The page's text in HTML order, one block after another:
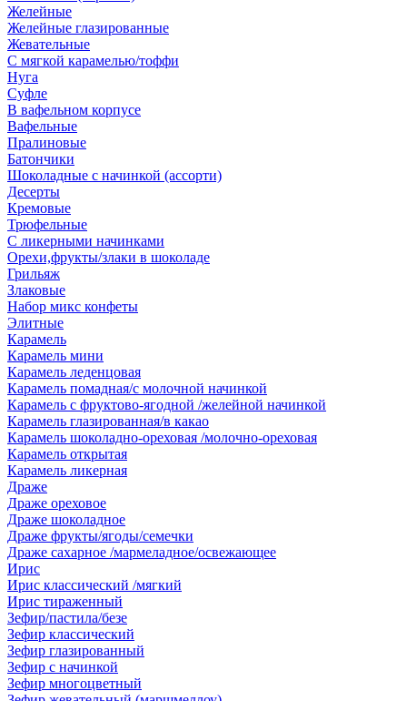
Желейные
Желейные глазированные
Жевательные
С мягкой карамелью/тоффи
Нуга
Суфле
В вафельном корпусе
Вафельные
Пралиновые
Батончики
Шоколадные с начинкой (ассорти)
Десерты
Кремовые
Трюфельные
С ликерными начинками
Орехи,фрукты/злаки в шоколаде
Грильяж
Злаковые
Набор микс конфеты
Элитные
Карамель
Карамель мини
Карамель леденцовая
Карамель помадная/с молочной начинкой
Карамель с фруктово-ягодной /желейной начинкой
Карамель глазированная/в какао
Карамель шоколадно-ореховая /молочно-ореховая
Карамель открытая
Карамель ликерная
Драже
Драже ореховое
Драже шоколадное
Драже фрукты/ягоды/семечки
Драже сахарное /мармеладное/освежающее
Ирис
Ирис классический /мягкий
Ирис тираженный
Зефир/пастила/безе
Зефир классический
Зефир глазированный
Зефир с начинкой
Зефир многоцветный